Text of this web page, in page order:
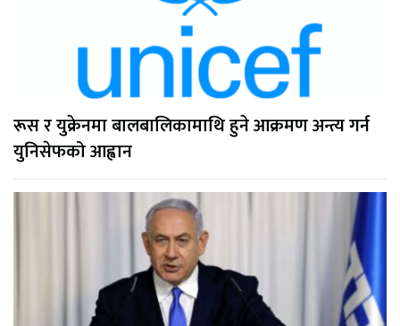
रूस र युक्रेनमा बालबालिकामाथि हुने आक्रमण अन्त्य गर्न
युनिसेफको आह्वान